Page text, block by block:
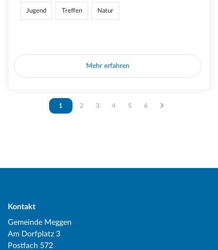
Jugend Treffen Natur
Mehr erfahren
Vous êtes sur la page
1 Vous êtes sur la page
2 Vous êtes sur la page
3 Vous êtes sur la page
4 Vous êtes sur la page
5 Vous êtes sur la page
6
Kontakt
Gemeinde Meggen
Am Dorfplatz 3
Postfach 572